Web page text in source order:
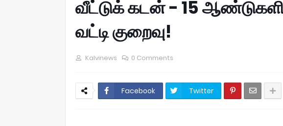
வீட்டுக் கடன் - 15
வட்டி குறைவு!
Kalvinews 0 Comments
Facebook Twitter